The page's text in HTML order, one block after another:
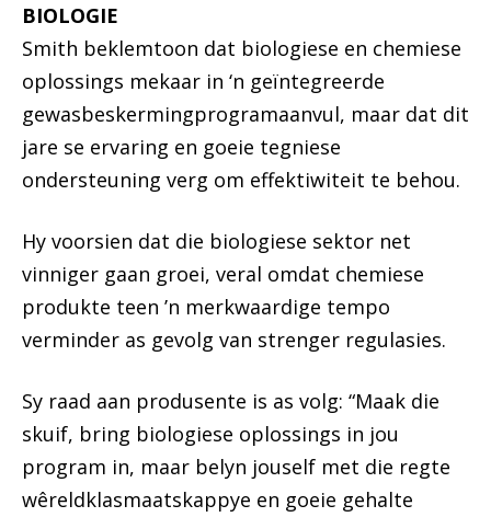
BIOLOGIE
Smith beklemtoon dat biologiese en chemiese
oplossings mekaar in ‘n geïntegreerde
gewasbeskermingprogramaanvul, maar dat dit
jare se ervaring en goeie tegniese
ondersteuning verg om effektiwiteit te behou.
Hy voorsien dat die biologiese sektor net
vinniger gaan groei, veral omdat chemiese
produkte teen ’n merkwaardige tempo
verminder as gevolg van strenger regulasies.
Sy raad aan produsente is as volg: “Maak die
skuif, bring biologiese oplossings in jou
program in, maar belyn jouself met die regte
wêreldklasmaatskappye en goeie gehalte